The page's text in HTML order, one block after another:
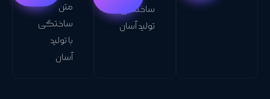
ساختگی با
ساختگی
ساختگی